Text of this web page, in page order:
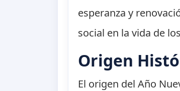
esperanza y
social en la vida de
Origen
El origen del Año